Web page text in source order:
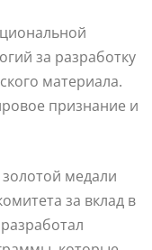
за разработку
материала.
признание и
медали
за вклад в